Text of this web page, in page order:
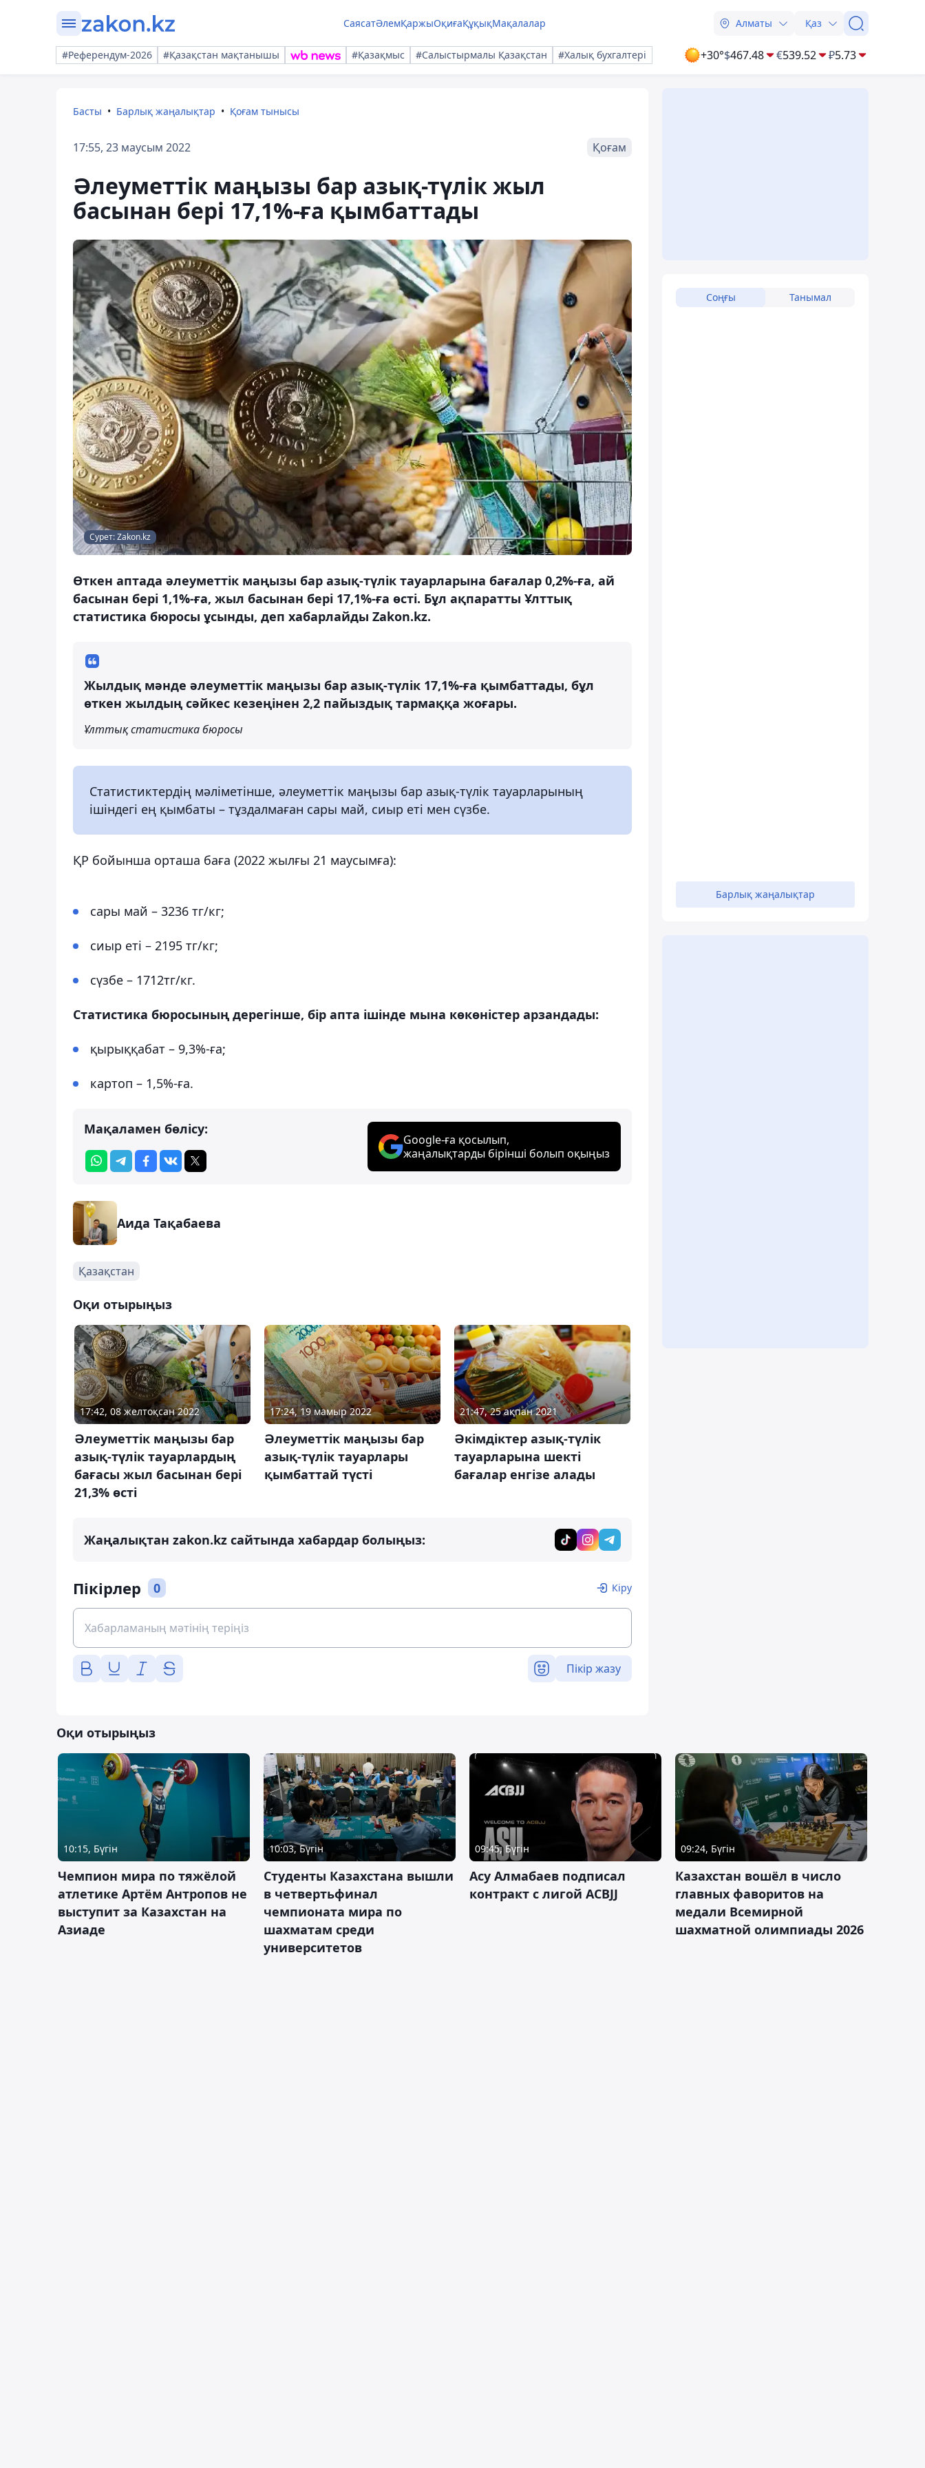
СаясатӘлемҚаржыОқиғаҚұқықМақалалар Алматы Қаз
#Референдум-2026 #Қазақстан мақтанышы #Қазақмыс #Салыстырмалы Қазақстан #Халық бухгалтері +30°$467.48 €539.52 ₽5.73
Басты Барлық жаңалықтар Қоғам тынысы
17:55, 23 маусым 2022 Қоғам
Әлеуметтік маңызы бар азық-түлік жыл
басынан бері 17,1%-ға қымбаттады
Сурет: Zakon.kz
Өткен аптада әлеуметтік маңызы бар азық-түлік тауарларына бағалар 0,2%-ға, ай
басынан бері 1,1%-ға, жыл басынан бері 17,1%-ға өсті. Бұл ақпаратты Ұлттық
статистика бюросы ұсынды, деп хабарлайды Zakon.kz.
Жылдық мәнде әлеуметтік маңызы бар азық-түлік 17,1%-ға қымбаттады, бұл
өткен жылдың сәйкес кезеңінен 2,2 пайыздық тармаққа жоғары.
Ұлттық статистика бюросы
Статистиктердің мәліметінше, әлеуметтік маңызы бар азық-түлік тауарларының
ішіндегі ең қымбаты – тұздалмаған сары май, сиыр еті мен сүзбе.
ҚР бойынша орташа баға (2022 жылғы 21 маусымға):
сары май – 3236 тг/кг;
сиыр еті – 2195 тг/кг;
сүзбе – 1712тг/кг.
Статистика бюросының дерегінше, бір апта ішінде мына көкөністер арзандады:
қырыққабат – 9,3%-ға;
картоп – 1,5%-ға.
Мақаламен бөлісу:
Google-ға қосылып,
жаңалықтарды бірінші болып оқыңыз
Аида Тақабаева
Қазақстан
Оқи отырыңыз
17:42, 08 желтоқсан 2022
Әлеуметтік маңызы бар
азық-түлік тауарлардың
бағасы жыл басынан бері
21,3% өсті
17:24, 19 мамыр 2022
Әлеуметтік маңызы бар
азық-түлік тауарлары
қымбаттай түсті
21:47, 25 ақпан 2021
Әкімдіктер азық-түлік
тауарларына шекті
бағалар енгізе алады
Жаңалықтан zakon.kz сайтында хабардар болыңыз:
Пікірлер 0 Кіру
Пікір жазу
Соңғы Танымал
Барлық жаңалықтар
Оқи отырыңыз
10:15, Бүгін
Чемпион мира по тяжёлой
атлетике Артём Антропов не
выступит за Казахстан на
Азиаде
10:03, Бүгін
Студенты Казахстана вышли
в четвертьфинал
чемпионата мира по
шахматам среди
университетов
09:45, Бүгін
Асу Алмабаев подписал
контракт с лигой ACBJJ
09:24, Бүгін
Казахстан вошёл в число
главных фаворитов на
медали Всемирной
шахматной олимпиады 2026